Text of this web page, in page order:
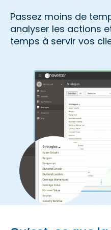
Passez moins de
analyser les actions
temps à servir vos